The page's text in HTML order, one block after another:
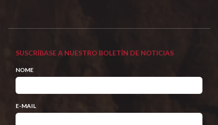
SUSCRÍBASE A NUESTRO BOLETÍN DE NOTICIAS
NOME
E-MAIL